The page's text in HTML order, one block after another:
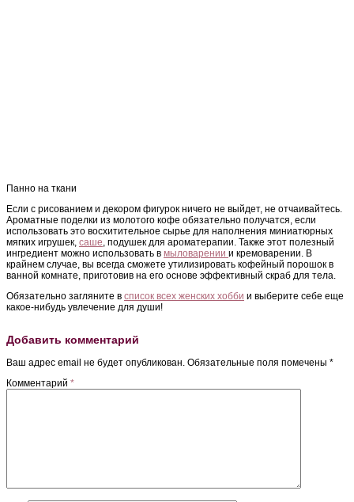
Панно на ткани
Если с рисованием и декором фигурок ничего не выйдет, не отчаивайтесь.
Ароматные поделки из молотого кофе обязательно получатся, если
использовать это восхитительное сырье для наполнения миниатюрных
мягких игрушек, саше, подушек для ароматерапии. Также этот полезный
ингредиент можно использовать в мыловарении и кремоварении. В
крайнем случае, вы всегда сможете утилизировать кофейный порошок в
ванной комнате, приготовив на его основе эффективный скраб для тела.
Обязательно загляните в список всех женских хобби и выберите себе еще
какое-нибудь увлечение для души!
Добавить комментарий
Ваш адрес email не будет опубликован. Обязательные поля помечены *
Комментарий *